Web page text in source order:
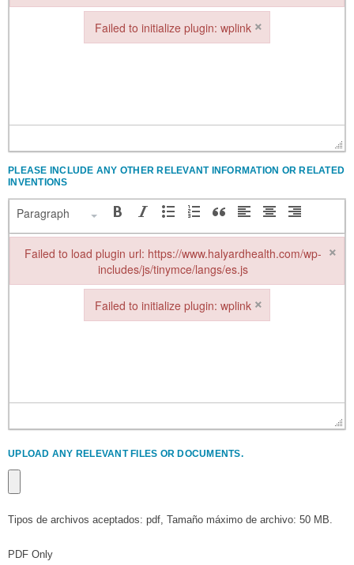
PLEASE INCLUDE ANY OTHER RELEVANT INFORMATION OR RELATED
INVENTIONS
Paragraph
UPLOAD ANY RELEVANT FILES OR DOCUMENTS.
Tipos de archivos aceptados: pdf, Tamaño máximo de archivo: 50 MB.
PDF Only
Failed to load plugin url: https://www.halyardhealth.com/wp-
Failed to initialize plugin: wplink ×
Failed to initialize plugin: wplink
Failed to load plugin url: https://www.halyardhealth.com/wp-
includes/js/tinymce/langs/es.js
×
Failed to load plugin url: https://www.halyardhealth.com/wp-
Failed to initialize plugin: wplink ×
Failed to initialize plugin: wplink